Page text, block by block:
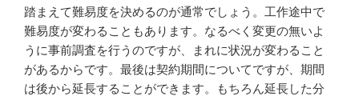
踏まえて難易度を決めるのが通常でしょう。工作途中で
難易度が変わることもあります。なるべく変更の無いよ
うに事前調査を行うのですが、まれに状況が変わること
があるからです。最後は契約期間についてですが、期間
は後から延長することができます。もちろん延長した分